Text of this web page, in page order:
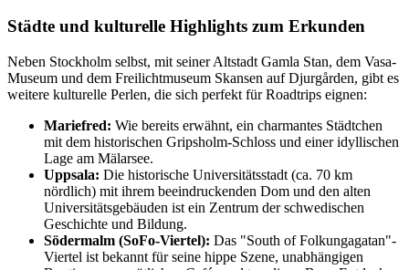
Städte und kulturelle Highlights zum Erkunden
Neben Stockholm selbst, mit seiner Altstadt Gamla Stan, dem Vasa-
Museum und dem Freilichtmuseum Skansen auf Djurgården, gibt es
weitere kulturelle Perlen, die sich perfekt für Roadtrips eignen:
Mariefred: Wie bereits erwähnt, ein charmantes Städtchen
mit dem historischen Gripsholm-Schloss und einer idyllischen
Lage am Mälarsee.
Uppsala: Die historische Universitätsstadt (ca. 70 km
nördlich) mit ihrem beeindruckenden Dom und den alten
Universitätsgebäuden ist ein Zentrum der schwedischen
Geschichte und Bildung.
Södermalm (SoFo-Viertel): Das "South of Folkungagatan"-
Viertel ist bekannt für seine hippe Szene, unabhängigen